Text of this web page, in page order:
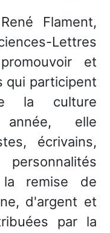
Flament,
Lettres
et
qui participent
la culture
année, elle
écrivains,
remise de
d'argent et
par la